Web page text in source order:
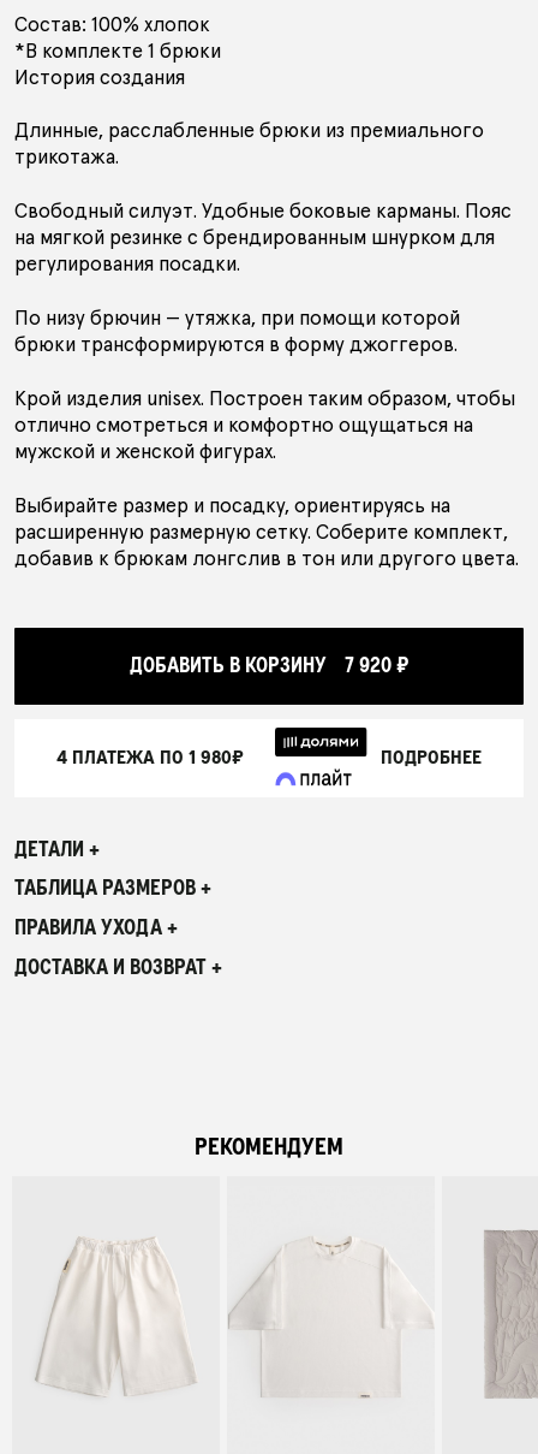
КОЛЛЕКЦИИ
О БРЕНДЕ
РОССИЯ БЕЛАРУСЬ КАЗАХСТАН
Состав: 100% хлопок
*В комплекте 1 брюки
История создания
Длинные, расслабленные брюки из премиального
трикотажа.
Свободный силуэт. Удобные боковые карманы. Пояс
на мягкой резинке с брендированным шнурком для
регулирования посадки.
По низу брючин — утяжка, при помощи которой
брюки трансформируются в форму джоггеров.
Крой изделия unisex. Построен таким образом, чтобы
отлично смотреться и комфортно ощущаться на
мужской и женской фигурах.
Выбирайте размер и посадку, ориентируясь на
расширенную размерную сетку. Соберите комплект,
добавив к брюкам лонгслив в тон или другого цвета.
ДОБАВИТЬ В КОРЗИНУ 7 920 ₽
4 ПЛАТЕЖА ПО1 980₽ ПОДРОБНЕЕ
ДЕТАЛИ +
ТАБЛИЦА РАЗМЕРОВ +
ПРАВИЛА УХОДА +
ДОСТАВКА И ВОЗВРАТ +
РЕКОМЕНДУЕМ